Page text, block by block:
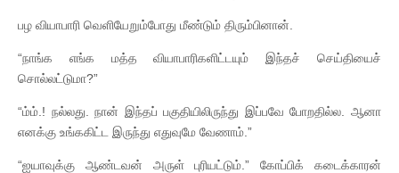
பழ வியாபாரி வெளியேறும்போது மீண்டும் திரும்பினான்.
“நாங்க எங்க மத்த வியாபாரிகளிட்டயும் இந்தச் செய்தியைச்
சொல்லட்டுமா?”
“ம்ம்.! நல்லது. நான் இந்தப் பகுதியிலிருந்து இப்பவே போறதில்ல. ஆனா
எனக்கு உங்ககிட்ட இருந்து எதுவுமே வேணாம்.”
“ஐயாவுக்கு ஆண்டவன் அருள் புரியட்டும்.” கோப்பிக் கடைக்காரன்